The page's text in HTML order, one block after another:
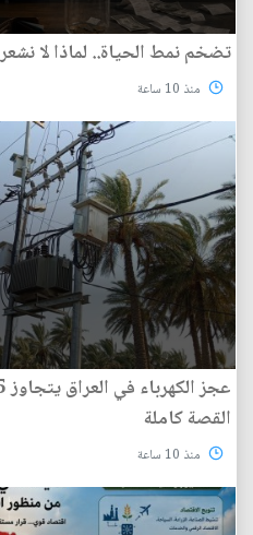
تضخم نمط الحياة.. لماذا لا
منذ 10 ساعة
القصة كاملة
منذ 10 ساعة